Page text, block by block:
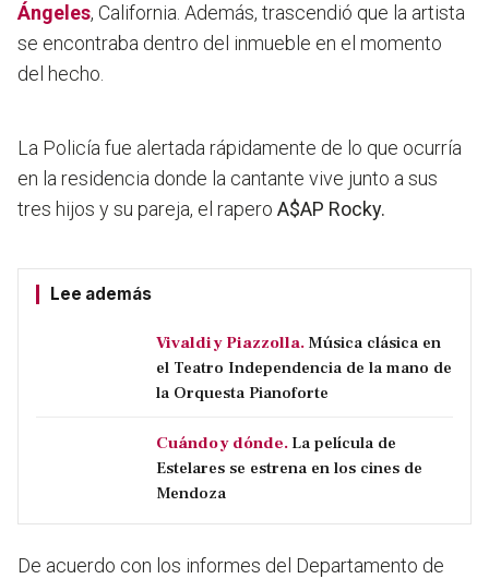
Ángeles, California. Además, trascendió que la artista
se encontraba dentro del inmueble en el momento
del hecho.
La Policía fue alertada rápidamente de lo que ocurría
en la residencia donde la cantante vive junto a sus
tres hijos y su pareja, el rapero A$AP Rocky.
Lee además
Vivaldi y Piazzolla. Música clásica en
el Teatro Independencia de la mano de
la Orquesta Pianoforte
Cuándo y dónde. La película de
Estelares se estrena en los cines de
Mendoza
De acuerdo con los informes del Departamento de